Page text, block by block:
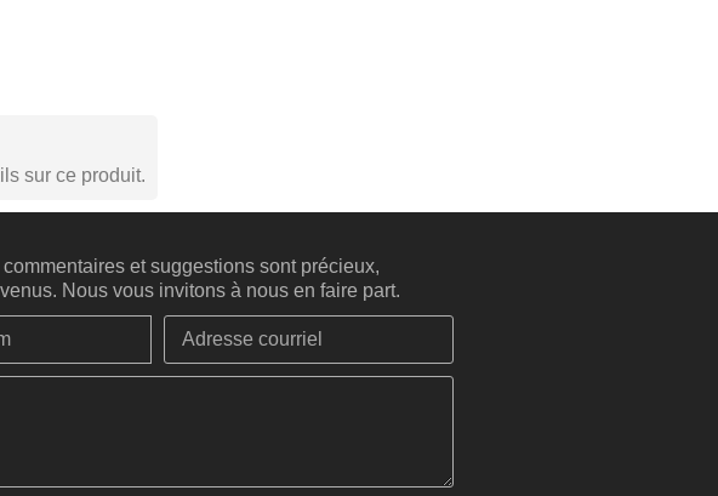
sur ce produit.
et suggestions sont précieux,
Nous vous invitons à nous en faire part.